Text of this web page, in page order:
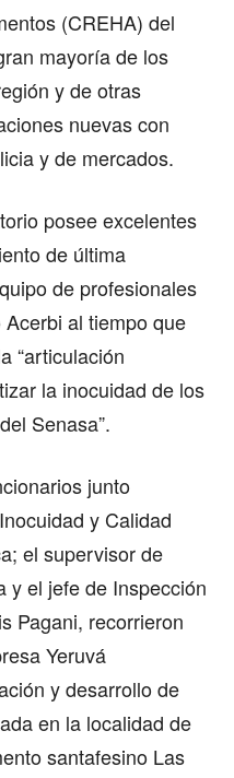
(CREHA) del
mayoría de los
y de otras
nuevas con
y de mercados.
posee excelentes
de última
de profesionales
al tiempo que
“articulación
la inocuidad de los
Senasa”.
junto
y Calidad
el supervisor de
y el jefe de Inspección
Pagani, recorrieron
Yeruvá
y desarrollo de
en la localidad de
santafesino Las